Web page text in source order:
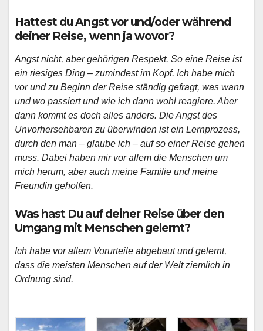
Hattest du Angst vor und/oder während
deiner Reise, wenn ja wovor?
Angst nicht, aber gehörigen Respekt. So eine Reise ist
ein riesiges Ding – zumindest im Kopf. Ich habe mich
vor und zu Beginn der Reise ständig gefragt, was wann
und wo passiert und wie ich dann wohl reagiere. Aber
dann kommt es doch alles anders. Die Angst des
Unvorhersehbaren zu überwinden ist ein Lernprozess,
durch den man – glaube ich – auf so einer Reise gehen
muss. Dabei haben mir vor allem die Menschen um
mich herum, aber auch meine Familie und meine
Freundin geholfen.
Was hast Du auf deiner Reise über den
Umgang mit Menschen gelernt?
Ich habe vor allem Vorurteile abgebaut und gelernt,
dass die meisten Menschen auf der Welt ziemlich in
Ordnung sind.